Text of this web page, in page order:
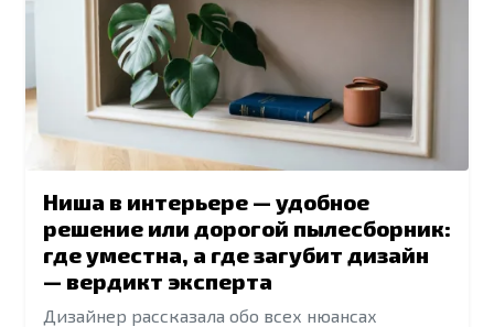
Ниша в интерьере — удобное
решение или дорогой пылесборник:
где уместна, а где загубит дизайн
— вердикт эксперта
Дизайнер рассказала обо всех нюансах